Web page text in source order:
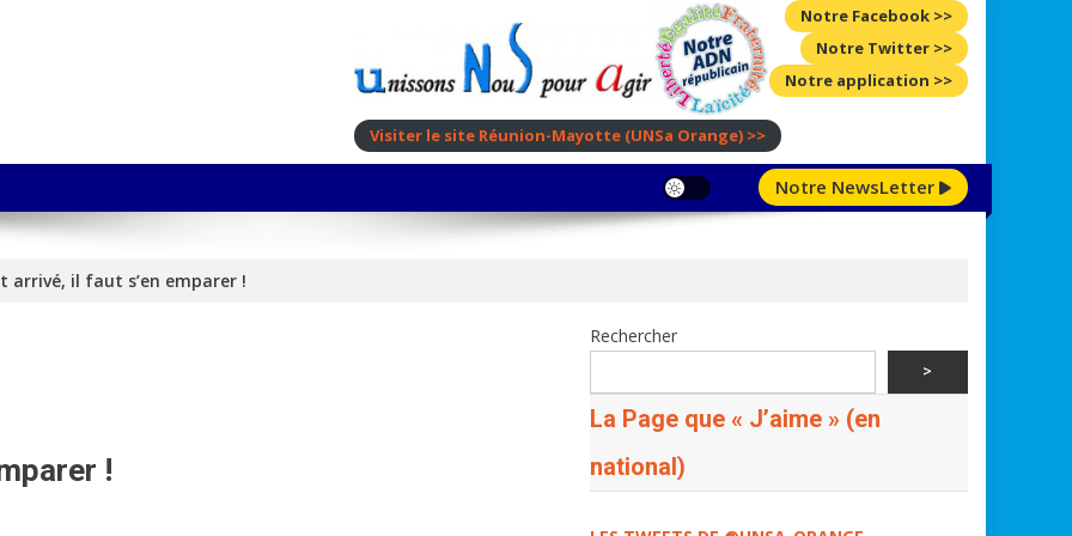
Notre Facebook >>
Notre Twitter >>
Notre application >>
Visiter le site Réunion-Mayotte (UNSa Orange) >>
Notre NewsLetter
arrivé, il faut s’en emparer !
!
Rechercher
>
La Page que « J’aime » (en
national)